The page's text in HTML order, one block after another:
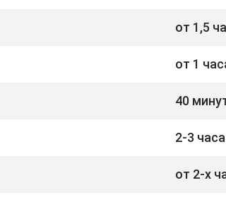
от 1,5
от 1
40
2-3 часа
от 2-х